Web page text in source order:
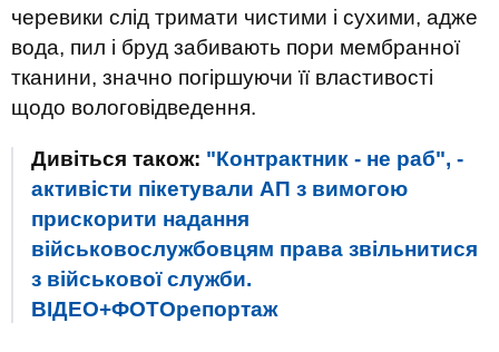
черевики слід тримати чистими і сухими, адже
вода, пил і бруд забивають пори мембранної
тканини, значно погіршуючи її властивості
щодо вологовідведення.
Дивіться також: "Контрактник - не раб", -
активісти пікетували АП з вимогою
прискорити надання
військовослужбовцям права звільнитися
з військової служби.
ВІДЕО+ФОТОрепортаж